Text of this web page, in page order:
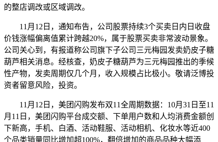
的整店调改或区域调改。
11月12日，通知布告，公司股票持续3个买卖日内日收盘
价钱涨幅偏离值累计跨越20%，属于股票买卖非常波动景象。
公司关心到，有报道称公司旗下子公司三元梅园发卖奶皮子糖
葫芦相关消息。经核查，奶皮子糖葫芦为三元梅园推出的季候
性产物，发卖周期仅几个月，收入规模占比极小。敬请泛博投
资者留意风险，投资。
11月12日，美团闪购发布双11全周期数据：10月31日至11
月11日，美团闪购平台成交额、下单用户数和人均消费金额创
下新高，手机、白酒、活动鞋服、活动相机、化妆水等近400
个品类销量同比增加超100%，翻倍增加的商品品种大幅添